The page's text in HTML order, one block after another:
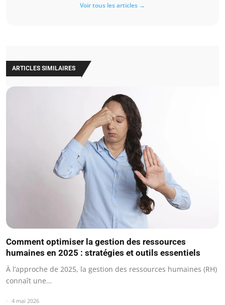
Voir tous les articles →
ARTICLES SIMILAIRES
Comment optimiser la gestion des ressources
humaines en 2025 : stratégies et outils essentiels
À l’approche de 2025, la gestion des ressources humaines (RH)
connaît une…
4 mai 2026